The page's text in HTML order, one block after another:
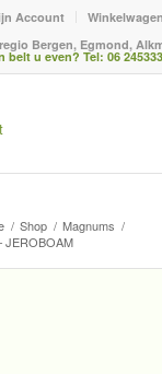
Account
Winkelwagen
Bergen, Egmond,
belt u even? Tel: 06
/ Shop / Magnums /
JEROBOAM